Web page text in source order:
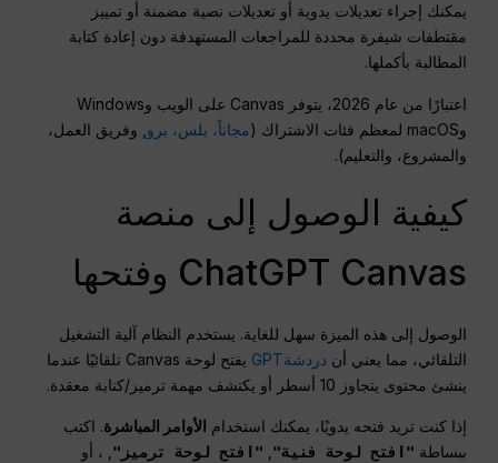
يمكنك إجراء تعديلات يدوية أو تعديلات نصية مضمنة أو تمييز
مقتطفات شيفرة محددة للمراجعات المستهدفة دون إعادة كتابة
المطالبة بأكملها.
اعتبارًا من عام 2026، يتوفر Canvas على الويب وWindows
وmacOS لمعظم فئات الاشتراك (
مجاناً، بلس، برو , وفريق العمل،
والمشروع، والتعليم).
كيفية الوصول إلى منصة
ChatGPT Canvas وفتحها
الوصول إلى هذه الميزة سهل للغاية. يستخدم النظام آلية التشغيل
التلقائي، مما يعني أندردشةGPT
يفتح لوحة Canvas تلقائيًا عندما
ينشئ محتوى يتجاوز 10 أسطر أو يكتشف مهمة ترميز/كتابة معقدة.
إذا كنت تريد فتحه يدويًا، يمكنك استخدام الأوامر المباشرة. اكتب
ببساطة "افتح لوحة فنية", "افتح لوحة ترميز", ، أو